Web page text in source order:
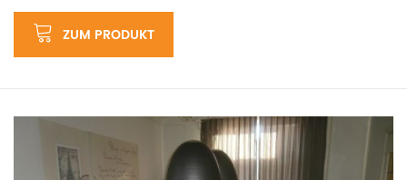
ZUM PRODUKT